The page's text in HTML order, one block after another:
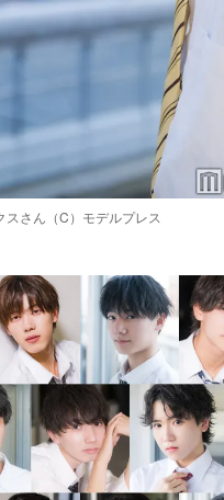
スさん（C）モデルプレス